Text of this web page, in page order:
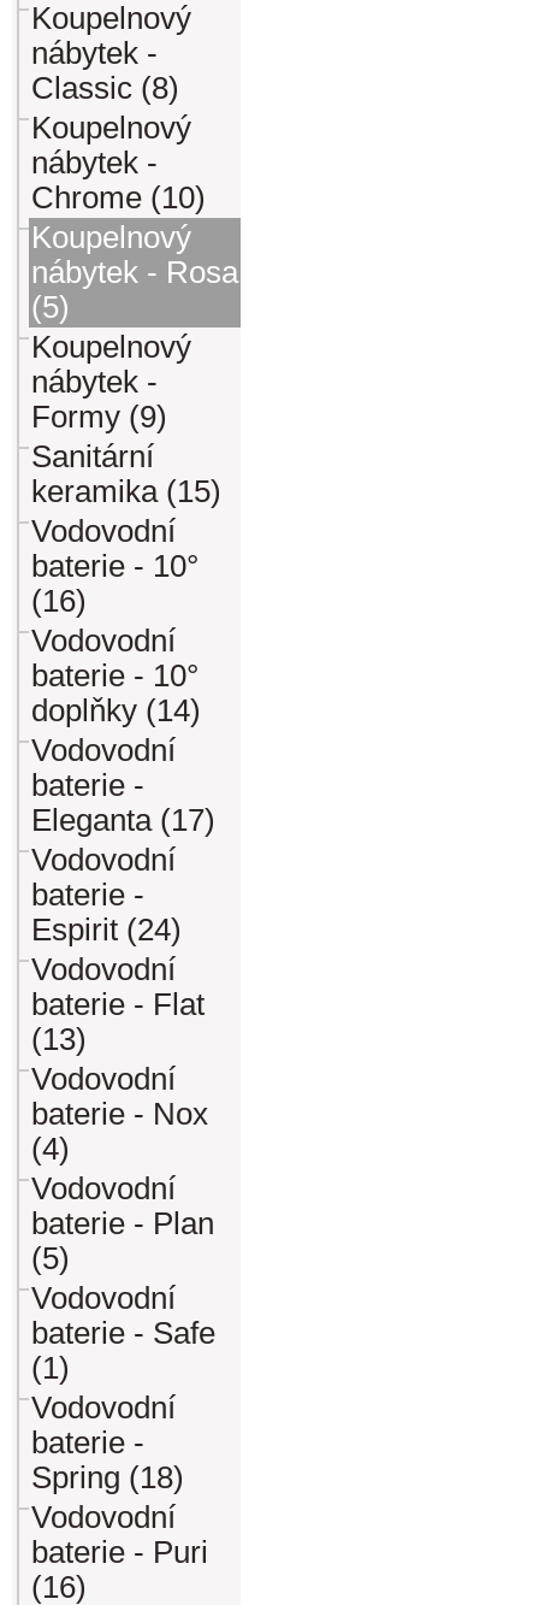
Koupelnový
nábytek -
Classic (8)
Koupelnový
nábytek -
Chrome (10)
Koupelnový
nábytek - Rosa
(5)
Koupelnový
nábytek -
Formy (9)
Sanitární
keramika (15)
Vodovodní
baterie - 10°
(16)
Vodovodní
baterie - 10°
doplňky (14)
Vodovodní
baterie -
Eleganta (17)
Vodovodní
baterie -
Espirit (24)
Vodovodní
baterie - Flat
(13)
Vodovodní
baterie - Nox
(4)
Vodovodní
baterie - Plan
(5)
Vodovodní
baterie - Safe
(1)
Vodovodní
baterie -
Spring (18)
Vodovodní
baterie - Puri
(16)